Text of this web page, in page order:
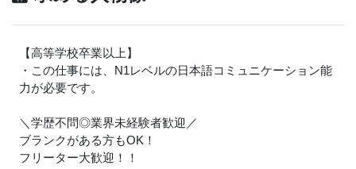
【高等学校卒業以上】
・この仕事には、N1レベルの日本語コミュニケーション能
力が必要です。
＼学歴不問◎業界未経験者歓迎／
ブランクがある方もOK！
フリーター大歓迎！！